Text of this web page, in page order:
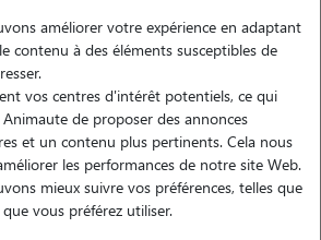
Contacter
demande est sans engagement
améliorer votre expérience en adaptant
contenu à des éléments susceptibles de
vos centres d'intérêt potentiels, ce qui
de proposer des annonces
et un contenu plus pertinents. Cela nous
les performances de notre site Web.
mieux suivre vos préférences, telles que
vous préférez utiliser.